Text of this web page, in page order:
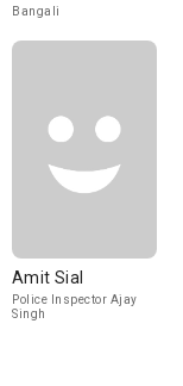
Bangali
Amit Sial
Police Inspector Ajay
Singh